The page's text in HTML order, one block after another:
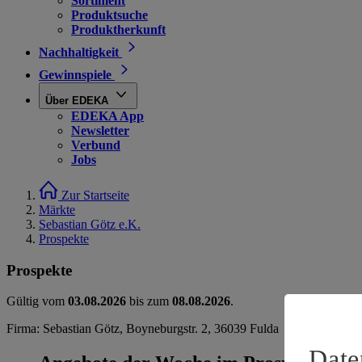
Produktsuche
Produktherkunft
Nachhaltigkeit
Gewinnspiele
Über EDEKA
EDEKA App
Newsletter
Verbund
Jobs
Zur Startseite
Märkte
Sebastian Götz e.K.
Prospekte
Prospekte
Gültig vom 03.08.2026 bis zum 08.08.2026.
Firma: Sebastian Götz, Boyneburgstr. 2, 36039 Fulda